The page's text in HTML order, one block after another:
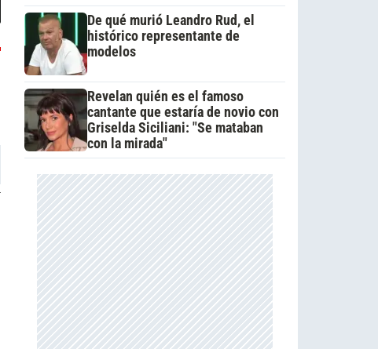
De qué murió Leandro Rud, el
histórico representante de
modelos
Revelan quién es el famoso
cantante que estaría de novio con
Griselda Siciliani: "Se mataban
con la mirada"